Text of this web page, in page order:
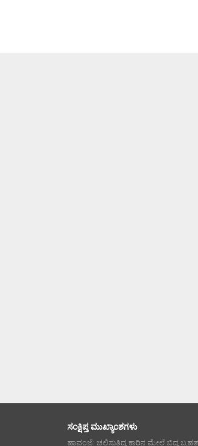
ಸಂಕ್ಷಿಪ್ತ ಮುಖ್ಯಾಂಶಗಳು
ಹಾವಂಜೆ: ಚಲಿಸುತ್ತಿದ್ದ ಕಾರಿನ ಮೇಲೆ ಬಿದ್ದ